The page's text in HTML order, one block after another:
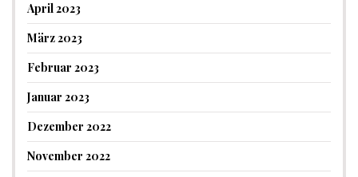
April 2023
März 2023
Februar 2023
Januar 2023
Dezember 2022
November 2022